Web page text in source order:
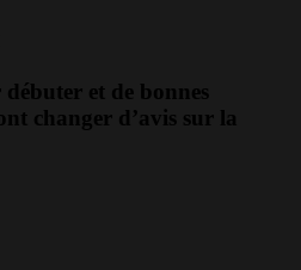
et de bonnes
changer d’avis sur la